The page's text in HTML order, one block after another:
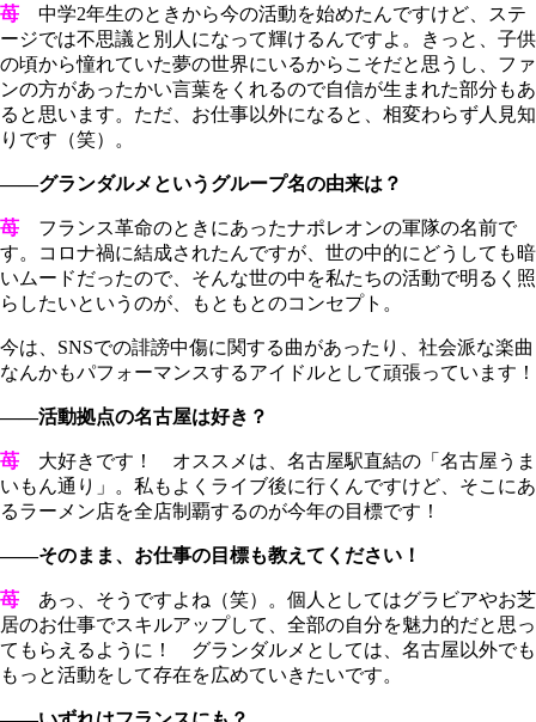
苺 中学2年生のときから今の活動を始めたんですけど、ステ
ージでは不思議と別人になって輝けるんですよ。きっと、子供
の頃から憧れていた夢の世界にいるからこそだと思うし、ファ
ンの方があったかい言葉をくれるので自信が生まれた部分もあ
ると思います。ただ、お仕事以外になると、相変わらず人見知
りです（笑）。
――グランダルメというグループ名の由来は？
苺 フランス革命のときにあったナポレオンの軍隊の名前で
す。コロナ禍に結成されたんですが、世の中的にどうしても暗
いムードだったので、そんな世の中を私たちの活動で明るく照
らしたいというのが、もともとのコンセプト。
今は、SNSでの誹謗中傷に関する曲があったり、社会派な楽曲
なんかもパフォーマンスするアイドルとして頑張っています！
――活動拠点の名古屋は好き？
苺 大好きです！ オススメは、名古屋駅直結の「名古屋うま
いもん通り」。私もよくライブ後に行くんですけど、そこにあ
るラーメン店を全店制覇するのが今年の目標です！
――そのまま、お仕事の目標も教えてください！
苺 あっ、そうですよね（笑）。個人としてはグラビアやお芝
居のお仕事でスキルアップして、全部の自分を魅力的だと思っ
てもらえるように！ グランダルメとしては、名古屋以外でも
もっと活動をして存在を広めていきたいです。